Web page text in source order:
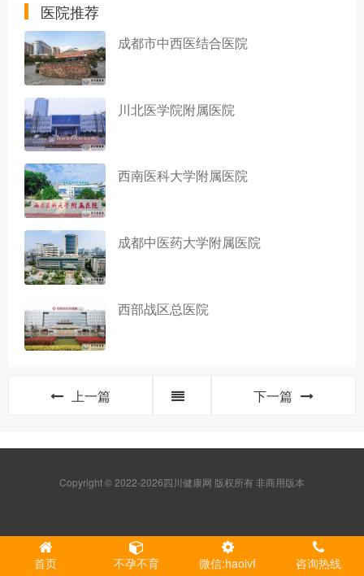
医院推荐
成都市中西医结合医院
川北医学院附属医院
西南医科大学附属医院
成都中医药大学附属医院
西部战区总医院
上一篇 下一篇
Copyright © 2022-2026四川健康网 版权所有 非商用版本
首页 不孕不育 微信:haoivf 咨询热线